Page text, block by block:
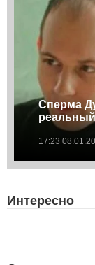
Сперма
17:23
Интересно